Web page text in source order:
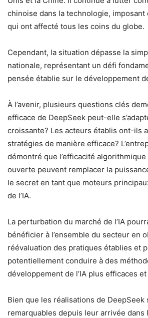
chinoise dans la technologie,
qui ont affecté tous les coins du globe.
Cependant, la situation dépasse la
nationale, représentant un défi
pensée établie sur le développement
À l’avenir, plusieurs questions clés
efficace de DeepSeek peut-elle
croissante? Les acteurs établis ont-ils
stratégies de manière efficace?
démontré que l’efficacité
ouverte peuvent remplacer la
le secret en tant que moteurs
de l’IA.
La perturbation du marché de l’IA
bénéficier à l’ensemble du secteur en
réévaluation des pratiques établies et
potentiellement conduire à des
développement de l’IA plus efficaces
Bien que les réalisations de DeepSeek
remarquables depuis leur arrivée dans